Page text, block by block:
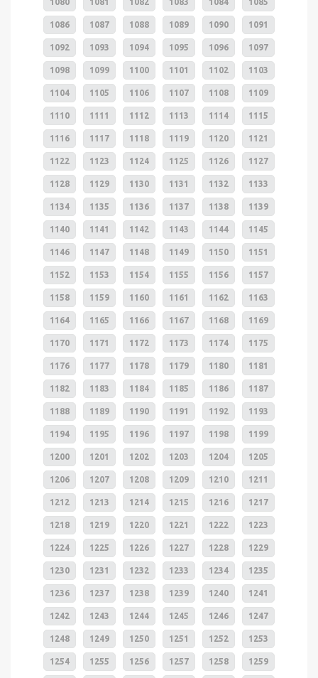
1086 1087 1088 1089 1090 1091
1092 1093 1094 1095 1096 1097
1098 1099 1100 1101 1102 1103
1104 1105 1106 1107 1108 1109
1110 1111 1112 1113 1114 1115
1116 1117 1118 1119 1120 1121
1122 1123 1124 1125 1126 1127
1128 1129 1130 1131 1132 1133
1134 1135 1136 1137 1138 1139
1140 1141 1142 1143 1144 1145
1146 1147 1148 1149 1150 1151
1152 1153 1154 1155 1156 1157
1158 1159 1160 1161 1162 1163
1164 1165 1166 1167 1168 1169
1170 1171 1172 1173 1174 1175
1176 1177 1178 1179 1180 1181
1182 1183 1184 1185 1186 1187
1188 1189 1190 1191 1192 1193
1194 1195 1196 1197 1198 1199
1200 1201 1202 1203 1204 1205
1206 1207 1208 1209 1210 1211
1212 1213 1214 1215 1216 1217
1218 1219 1220 1221 1222 1223
1224 1225 1226 1227 1228 1229
1230 1231 1232 1233 1234 1235
1236 1237 1238 1239 1240 1241
1242 1243 1244 1245 1246 1247
1248 1249 1250 1251 1252 1253
1254 1255 1256 1257 1258 1259